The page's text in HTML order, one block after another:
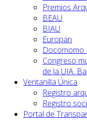
Premios
BEAU
BIAU
Europan
Docomomo
Congreso
de la UIA.
Ventanilla Única
Registro
Registro
Portal de